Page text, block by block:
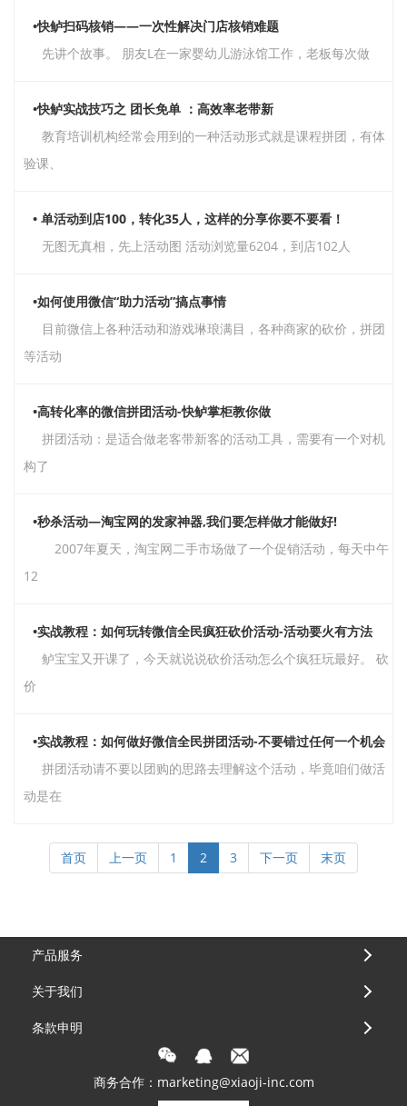
•快鲈扫码核销——一次性解决门店核销难题
先讲个故事。 朋友L在一家婴幼儿游泳馆工作，老板每次做
•快鲈实战技巧之 团长免单 ：高效率老带新
教育培训机构经常会用到的一种活动形式就是课程拼团，有体
验课、
• 单活动到店100，转化35人，这样的分享你要不要看！
无图无真相，先上活动图 活动浏览量6204，到店102人
•如何使用微信“助力活动”搞点事情
目前微信上各种活动和游戏琳琅满目，各种商家的砍价，拼团
等活动
•高转化率的微信拼团活动-快鲈掌柜教你做
拼团活动：是适合做老客带新客的活动工具，需要有一个对机
构了
•秒杀活动—淘宝网的发家神器,我们要怎样做才能做好!
2007年夏天，淘宝网二手市场做了一个促销活动，每天中午
12
•实战教程：如何玩转微信全民疯狂砍价活动-活动要火有方法
鲈宝宝又开课了，今天就说说砍价活动怎么个疯狂玩最好。 砍
价
•实战教程：如何做好微信全民拼团活动-不要错过任何一个机会
拼团活动请不要以团购的思路去理解这个活动，毕竟咱们做活
动是在
首页 上一页 1 2 3 下一页 末页
产品服务
关于我们
条款申明
商务合作：marketing@xiaoji-inc.com